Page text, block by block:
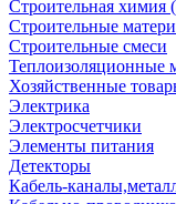
Строительная химия
Строительные
Строительные смеси
Теплоизоляционные
Хозяйственные
Электрика
Электросчетчики
Элементы питания
Детекторы
Кабель-